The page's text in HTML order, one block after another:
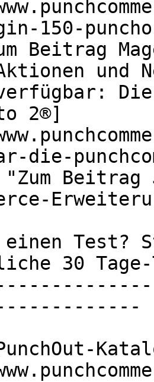
150-
Beitrag
Aktionen und
Die
2®]
die-
"Zum
30